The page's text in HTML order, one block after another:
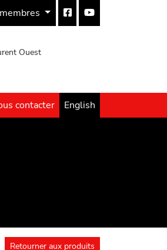
Ouest
contacter English
Retourner aux produits